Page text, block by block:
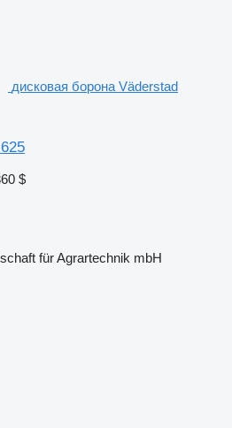
дисковая борона Väderstad
$
für Agrartechnik mbH